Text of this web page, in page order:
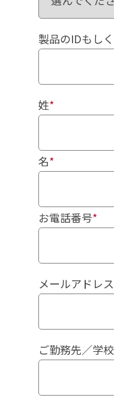
製品のIDもし
姓*
名*
お電話番号*
メールアドレス
ご勤務先／学